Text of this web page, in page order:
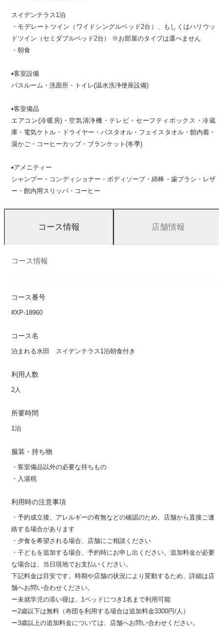
スイデンテラス1泊
・モデレートツイン（ワイドシングルベッド2台）、もしくはハリウッ
ドツイン（セミダブルベッド2台） ※お部屋のタイプは選べません
・朝食
▪️客室設備
バスルーム・洗面所・トイレ(温水洗浄便座設備)
▪️客室備品
エアコン(冷暖房)・空気清浄機・テレビ・セーフティボックス・冷蔵
庫・電気ケトル・ドライヤー・バスタオル・フェイスタオル・館内着・
湯かご・コーヒーカップ・ブランケット(冬季)
▪️アメニティー
シャンプー・コンディショナー・ボディソープ・綿棒・歯ブラシ・レザ
ー・館内用スリッパ・コーヒー
コース情報 店舗情報
コース情報
コース番号
#XP-18960
コース名
泊まれる水田 スイデンテラス1泊朝食付き
利用人数
2人
所要時間
1泊
服装・持ち物
・客室備品以外の必要な持ちもの
・入湯税
利用時の注意事項
・予約成立後、アレルギーの有無などの確認のため、店舗から直接ご連
絡する場合があります
・夕食を希望される場合、店舗にご相談ください
・子どもを追加する場合、予約時にお申し出ください。追加料金が必要
な場合は、当日現地でお支払いください。
下記料金は目安です。時期や店舗の状況により変動するため、詳細は店
舗へお問い合わせください。
ー未就学児の添い寝は、1ベッドにつき1名まで利用可能
ー2歳以下は無料（布団を利用する場合は追加料金3300円/人）
ー3歳以上の追加料金については、店舗へお問い合わせください。